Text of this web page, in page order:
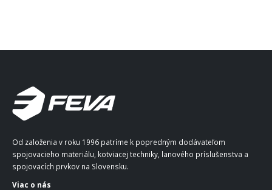
Od založenia v roku 1996 patríme k popredným dodávateľom
spojovacieho materiálu, kotviacej techniky, lanového príslušenstva a
spojovacích prvkov na Slovensku.
Viac o nás